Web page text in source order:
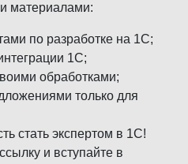
материалами:
по разработке на 1С;
1С;
обработками;
только для
стать экспертом в 1С!
и вступайте в